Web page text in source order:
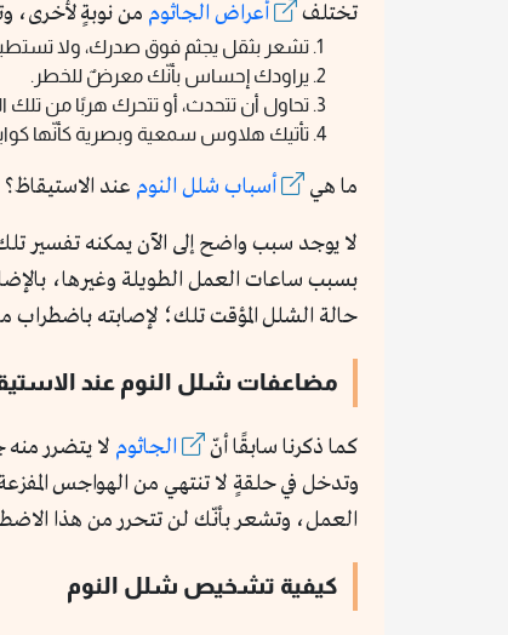
تختلف أعراض الجاثوم من نوبةٍ لأخرى، وتظهر
تشعر بثقل يجثم فوق صدرك، ولا
يراودك إحساس بأنّك معرضٌ للخطر.
تحاول أن تتحدث، أو تتحرك هربًا من تلك
تأتيك هلاوس سمعية وبصرية كأنّها
ما هي أسباب شلل النوم عند الاستيقاظ؟
لا يوجد سبب واضح إلى الآن يمكنه تفسير
بسبب ساعات العمل الطويلة وغيرها،
حالة الشلل المؤقت تلك؛ لإصابته باضطراب
مضاعفات شلل النوم عند
كما ذكرنا سابقًا أنّ الجاثوم لا يتضرر
وتدخل في حلقةٍ لا تنتهي من الهواجس
العمل، وتشعر بأنّك لن تتحرر من هذا
كيفية تشخيص شلل النوم